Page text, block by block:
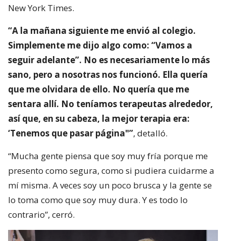
New York Times.
“A la mañana siguiente me envió al colegio.
Simplemente me dijo algo como: “Vamos a
seguir adelante”. No es necesariamente lo más
sano, pero a nosotras nos funcionó. Ella quería
que me olvidara de ello. No quería que me
sentara allí. No teníamos terapeutas alrededor,
así que, en su cabeza, la mejor terapia era:
‘Tenemos que pasar página"”, detalló.
“Mucha gente piensa que soy muy fría porque me
presento como segura, como si pudiera cuidarme a
mí misma. A veces soy un poco brusca y la gente se
lo toma como que soy muy dura. Y es todo lo
contrario”, cerró.